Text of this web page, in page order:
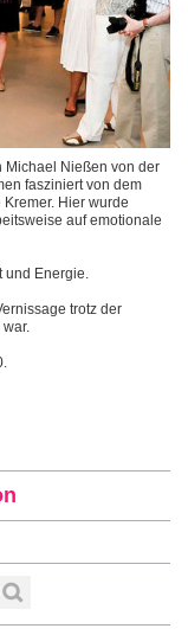
Michael Nießen von der
fasziniert von dem
Hier wurde
auf emotionale
und Energie.
trotz der